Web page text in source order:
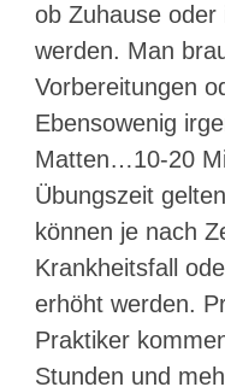
ob Zuhause
werden. Man
Vorbereitungen
Ebensowenig
Matten…10-20
Übungszeit
können je nach
Krankheitsfall
erhöht werden.
Praktiker
Stunden und